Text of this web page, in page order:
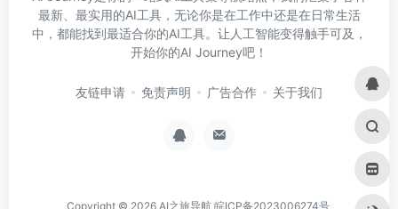
最新、最实用的AI工具，无论你是在工作中还是在日常生活
中，都能找到最适合你的AI工具。让人工智能变得触手可及，
开始你的AI Journey吧！
友链申请 免责声明 广告合作 关于我们
Copyright © 2026 AI之旅导航 皖ICP备2023006274号